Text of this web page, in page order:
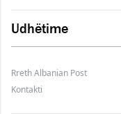
Udhëtime
Rreth Albanian Post
Kontakti